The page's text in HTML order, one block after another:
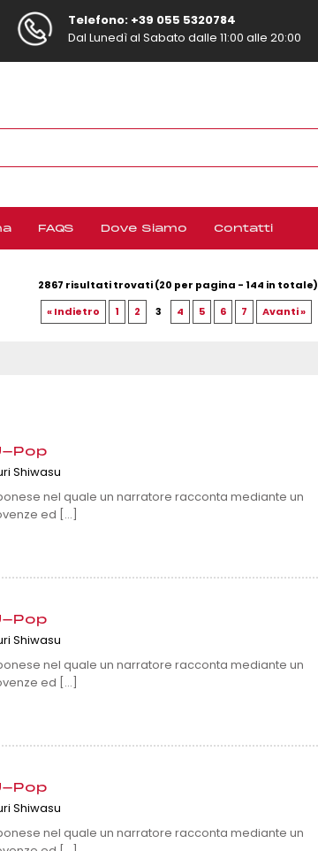
Telefono: +39 055 5320784
Dal Lunedì al Sabato dalle 11:00 alle 20:00
FAQS Dove Siamo Contatti
2867 risultati trovati (20 per pagina - 144 in totale)
« Indietro
1 2 3 4 5 6 7 Avanti »
Pop
Shiwasu
nel quale un narratore racconta mediante un
ed [...]
Pop
Shiwasu
nel quale un narratore racconta mediante un
ed [...]
Pop
Shiwasu
nel quale un narratore racconta mediante un